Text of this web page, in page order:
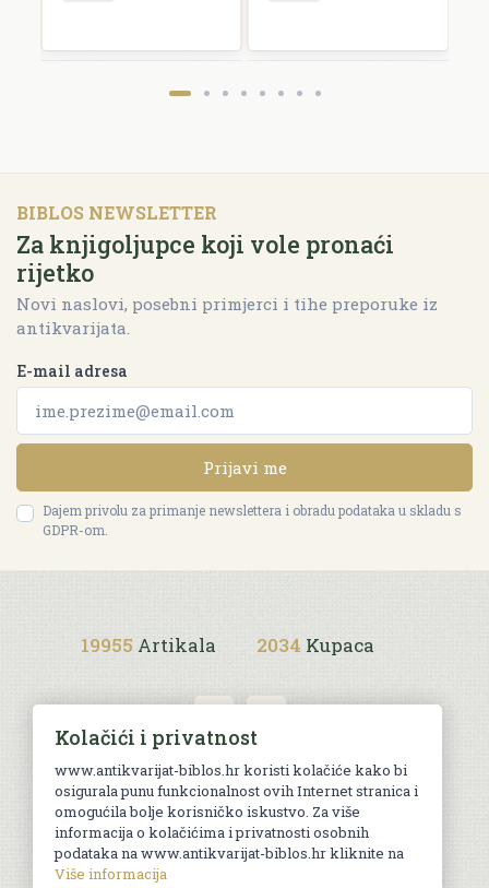
BIBLOS NEWSLETTER
Za knjigoljupce koji vole pronaći
rijetko
Novi naslovi, posebni primjerci i tihe preporuke iz
antikvarijata.
E-mail adresa
Prijavi me
Dajem privolu za primanje newslettera i obradu podataka u skladu s
GDPR-om.
19955 Artikala 2034 Kupaca
Uvjeti kupnje
Kolačići i privatnost
www.antikvarijat-biblos.hr koristi kolačiće kako bi
osigurala punu funkcionalnost ovih Internet stranica i
omogućila bolje korisničko iskustvo. Za više
informacija o kolačićima i privatnosti osobnih
podataka na www.antikvarijat-biblos.hr kliknite na
Više informacija